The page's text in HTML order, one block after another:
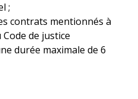
;
contrats mentionnés à
Code de justice
durée maximale de 6